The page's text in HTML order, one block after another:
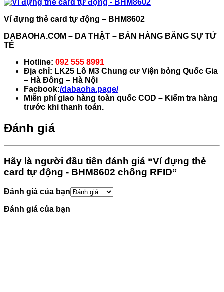
Ví đựng thẻ card tự động – BHM8602
DABAOHA.COM – DA THẬT – BÁN HÀNG BẰNG SỰ TỬ
TẾ
Hotline: 092 555 8991
Địa chỉ: LK25 Lô M3 Chung cư Viện bỏng Quốc Gia
– Hà Đông – Hà Nội
Facbook:/dabaoha.page/
Miễn phí giao hàng toàn quốc COD – Kiểm tra hàng
trước khi thanh toán.
Đánh giá
Hãy là người đầu tiên đánh giá “Ví đựng thẻ
card tự động - BHM8602 chống RFID”
Đánh giá của bạn
Đánh giá của bạn